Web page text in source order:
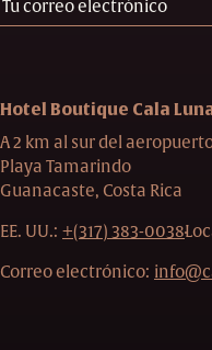
Hotel Boutique Cala
A 2 km al sur del
Playa Tamarindo
Guanacaste, Costa Rica
EE. UU.: +(317) 383-0038
Correo electrónico: